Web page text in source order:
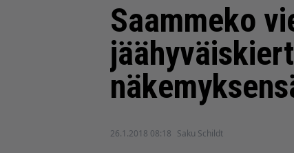
Saammeko
26.1.2018 08:18 Saku Schildt